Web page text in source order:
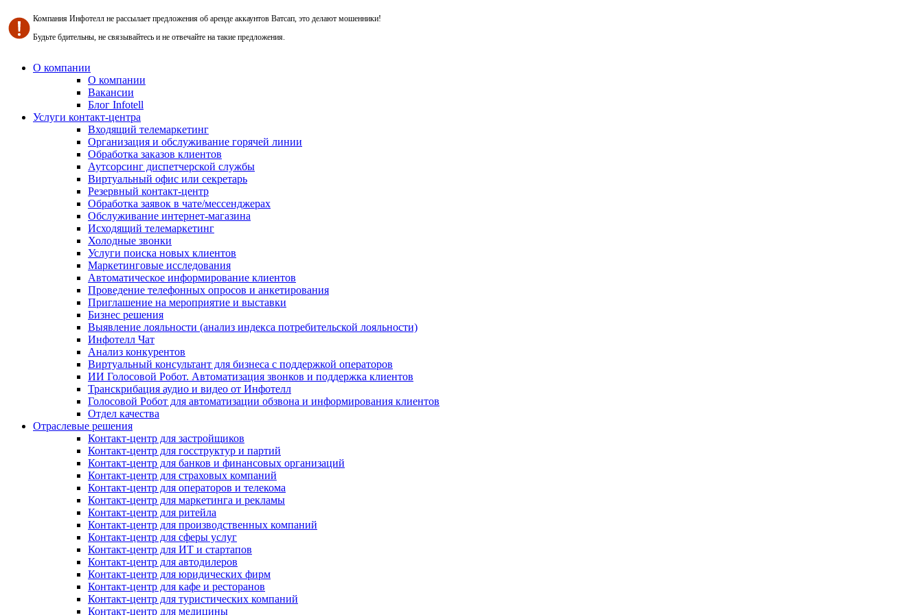
Компания Инфотелл не рассылает предложения об аренде аккаунтов Ватсап, это делают мошенники!
Будьте бдительны, не связывайтесь и не отвечайте на такие предложения.
О компании
О компании
Вакансии
Блог Infotell
Услуги контакт-центра
Входящий телемаркетинг
Организация и обслуживание горячей линии
Обработка заказов клиентов
Аутсорсинг диспетчерской службы
Виртуальный офис или секретарь
Резервный контакт-центр
Обработка заявок в чате/мессенджерах
Обслуживание интернет-магазина
Исходящий телемаркетинг
Холодные звонки
Услуги поиска новых клиентов
Маркетинговые исследования
Автоматическое информирование клиентов
Проведение телефонных опросов и анкетирования
Приглашение на мероприятие и выставки
Бизнес решения
Выявление лояльности (анализ индекса потребительской лояльности)
Инфотелл Чат
Анализ конкурентов
Виртуальный консультант для бизнеса с поддержкой операторов
ИИ Голосовой Робот. Автоматизация звонков и поддержка клиентов
Транскрибация аудио и видео от Инфотелл
Голосовой Робот для автоматизации обзвона и информирования клиентов
Отдел качества
Отраслевые решения
Контакт-центр для застройщиков
Контакт-центр для госструктур и партий
Контакт-центр для банков и финансовых организаций
Контакт-центр для страховых компаний
Контакт-центр для операторов и телекома
Контакт-центр для маркетинга и рекламы
Контакт-центр для ритейла
Контакт-центр для производственных компаний
Контакт-центр для сферы услуг
Контакт-центр для ИТ и стартапов
Контакт-центр для автодилеров
Контакт-центр для юридических фирм
Контакт-центр для кафе и ресторанов
Контакт-центр для туристических компаний
Контакт-центр для медицины